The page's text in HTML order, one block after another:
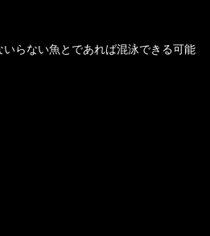
らない魚とであれば混泳できる可能